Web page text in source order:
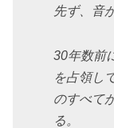
先ず、音
30年数前
を占領し
のすべて
る。